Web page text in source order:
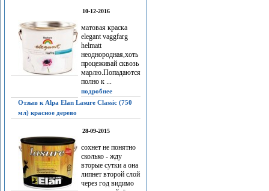
10-12-2016
матовая краска
elegant vaggfarg
helmatt
неоднородная,хоть
процеживай сквозь
марлю.Попадаются
полно к ...
подробнее
Отзыв к Alpa Elan Lasure Classic (750
мл) красное дерево
28-09-2015
сохнет не понятно
сколько - жду
вторые сутки а она
липнет второй слой
через год видимо